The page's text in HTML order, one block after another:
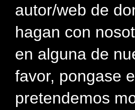
autor/web de
hagan con
en alguna de
favor, pongase
pretendemos